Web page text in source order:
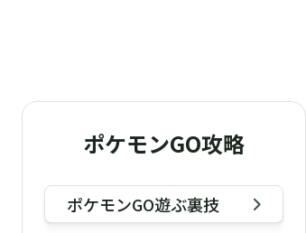
ポケモンGO攻略
ポケモンGO遊ぶ裏技